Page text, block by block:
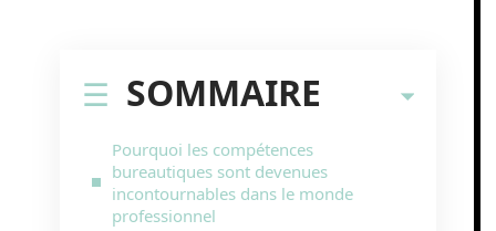
SOMMAIRE
Pourquoi les compétences
bureautiques sont devenues
incontournables dans le monde
professionnel